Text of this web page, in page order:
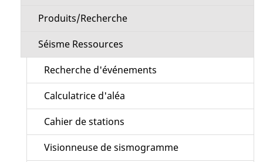
Produits/Recherche
Séisme Ressources
Recherche d'événements
Calculatrice d'aléa
Cahier de stations
Visionneuse de sismogramme